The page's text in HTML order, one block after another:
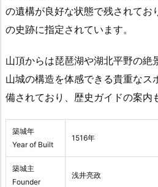
の遺構が良好な状態で残されてお
の史跡に指定されています。
山頂からは琵琶湖や湖北平野の絶
山城の構造を体感できる貴重なス
備されており、歴史ガイドの案内
築城年
Year of Built
1516年
築城主
Founder
浅井亮政